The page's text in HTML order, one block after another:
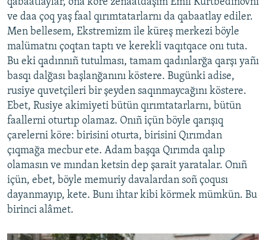
qabaatlaylar, oña köre zenaatdaşım Emil Kurtbedinovnı
ve daa çoq yaş faal qırımtatarlarnı da qabaatlay ediler.
Men bellesem, Ekstremizm ile küreş merkezi böyle
malümatnı çoqtan taptı ve kerekli vaqıtqace onı tuta.
Bu eki qadınnıñ tutulması, tamam qadınlarğa qarşı yañı
basqı dalğası başlanğanını köstere. Bugünki adise,
rusiye quvetçileri bir şeyden saqınmaycağını köstere.
Ebet, Rusiye akimiyeti bütün qırımtatarlarnı, bütün
faallerni oturtıp olamaz. Onıñ içün böyle qarışıq
çarelerni köre: birisini oturta, birisini Qırımdan
çıqmağa mecbur ete. Adam başqa Qırımda qalıp
olamasın ve mından ketsin dep şarait yaratalar. Onıñ
içün, ebet, böyle memuriy davalardan soñ çoqusı
dayanmayıp, kete. Bunı ihtar kibi körmek mümkün. Bu
birinci alâmet.